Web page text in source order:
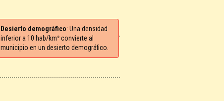
Desierto demográfico: Una densidad
inferior a 10 hab/km² convierte al
municipio en un desierto demográfico.